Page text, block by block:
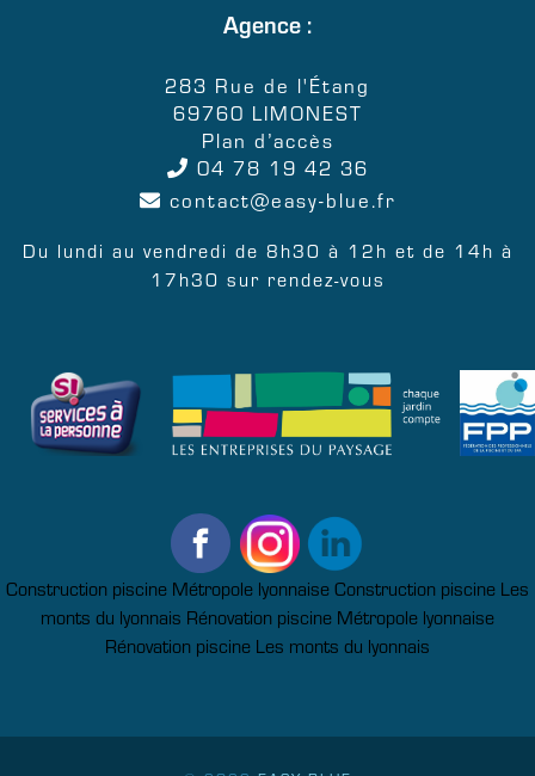
Agence :
283 Rue de l'Étang
69760 LIMONEST
Plan d’accès
04 78 19 42 36
contact
easy-blue.fr
Du lundi au vendredi de 8h30 à 12h et de 14h à
17h30 sur rendez-vous
Construction piscine Métropole lyonnaiseConstruction piscine Les
monts du lyonnais Rénovation piscine Métropole lyonnaise
Rénovation piscine Les monts du lyonnais